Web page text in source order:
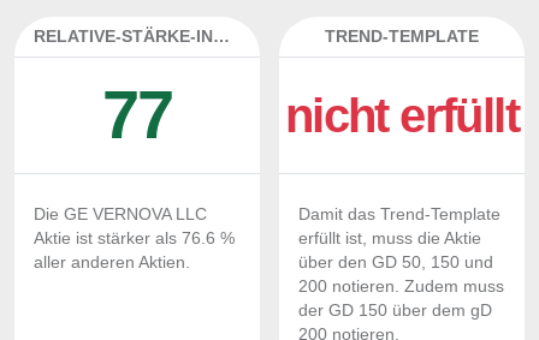
RELATIVE-STÄRKE-INDEX
77
Die GE VERNOVA LLC
Aktie ist stärker als 76.6 %
aller anderen Aktien.
TREND-TEMPLATE
nicht erfüllt
Damit das Trend-Template
erfüllt ist, muss die Aktie
über den GD 50, 150 und
200 notieren. Zudem muss
der GD 150 über dem gD
200 notieren.